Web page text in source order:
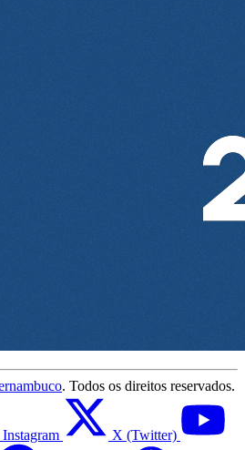
. Todos os direitos reservados.
Instagram X (Twitter)